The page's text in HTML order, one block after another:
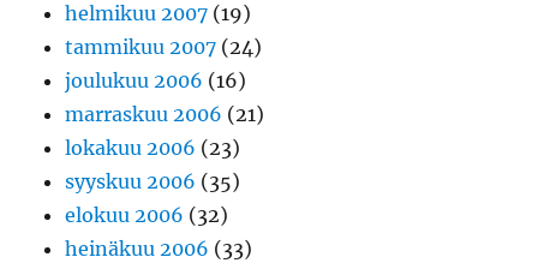
helmikuu 2007 (19)
tammikuu 2007 (24)
joulukuu 2006 (16)
marraskuu 2006 (21)
lokakuu 2006 (23)
syyskuu 2006 (35)
elokuu 2006 (32)
heinäkuu 2006 (33)